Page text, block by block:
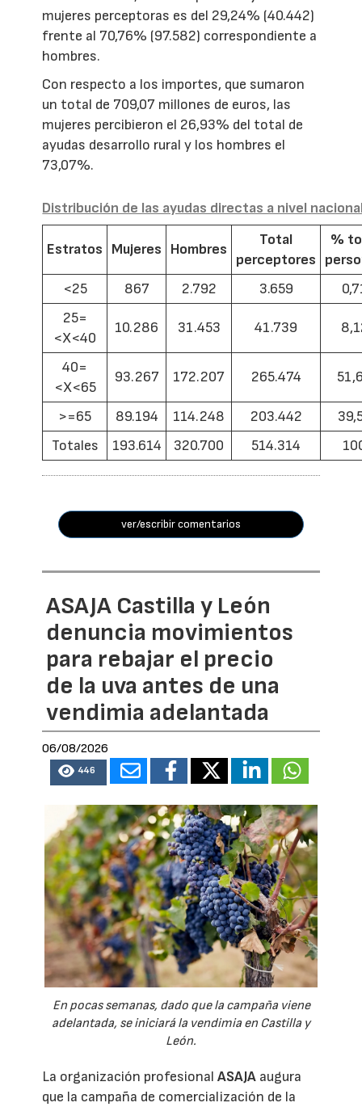
mujeres perceptoras es del 29,24% (40.442)
frente al 70,76% (97.582) correspondiente a
hombres.
Con respecto a los importes, que sumaron
un total de 709,07 millones de euros, las
mujeres percibieron el 26,93% del total de
ayudas desarrollo rural y los hombres el
73,07%.
Distribución de las ayudas directas a nivel
Estratos Mujeres Hombres
Total
perceptores
%
<25
867 2.792 3.659
25=
<X<40
10.286 31.453 41.739
40=
<X<65
93.267 172.207 265.474
>=65 89.194 114.248 203.442
Totales
193.614 320.700 514.314
ver/escribir comentarios
ASAJA Castilla y León
denuncia movimientos
para rebajar el precio
de la uva antes de una
vendimia adelantada
06/08/2026
446
En pocas semanas, dado que la campaña viene
adelantada, se iniciará la vendimia en Castilla y
León.
La organización profesionalASAJA augura
que la campaña de comercialización de la